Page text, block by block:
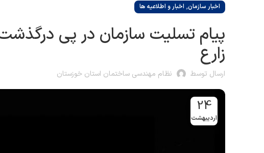
اخبار سازمان, اخبار و اطلاعیه ها
پیام تسلیت سازمان در پی
زارع
ارسال توسط نظام مهندسی ساختمان استان خوزستان
24
اردیبهشت